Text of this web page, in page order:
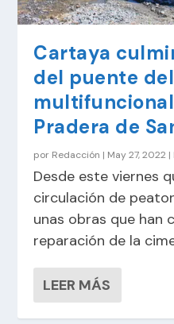
Cartaya
del puente
Pradera de
por Redacción | May 27, 2022 |
Desde este viernes
circulación de
unas obras que han
reparación de la
LEER MÁS